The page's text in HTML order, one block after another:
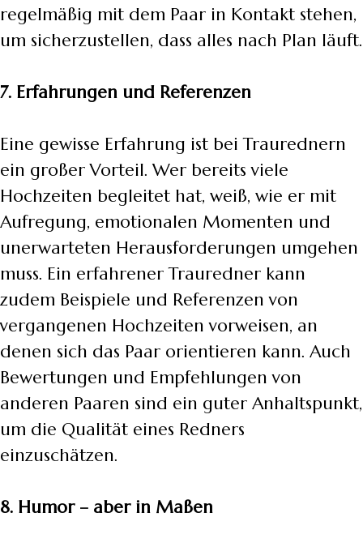
regelmäßig mit dem Paar in Kontakt stehen,
um sicherzustellen, dass alles nach Plan läuft.
7. Erfahrungen und Referenzen
Eine gewisse Erfahrung ist bei Traurednern
ein großer Vorteil. Wer bereits viele
Hochzeiten begleitet hat, weiß, wie er mit
Aufregung, emotionalen Momenten und
unerwarteten Herausforderungen umgehen
muss. Ein erfahrener Trauredner kann
zudem Beispiele und Referenzen von
vergangenen Hochzeiten vorweisen, an
denen sich das Paar orientieren kann. Auch
Bewertungen und Empfehlungen von
anderen Paaren sind ein guter Anhaltspunkt,
um die Qualität eines Redners
einzuschätzen.
8. Humor – aber in Maßen